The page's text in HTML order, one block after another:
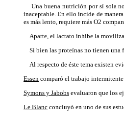
Una buena nutrición por sí sola no
inaceptable. En ello incide de
es más lento, requiere más O2
Aparte, el lactato inhibe la
Si bien las proteínas no tienen una
Al respecto de éste tema existen
Essen comparó el trabajo
Symons y Jabobs evaluaron que los
Le Blanc concluyó en uno de sus